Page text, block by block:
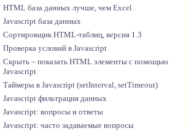
HTML база данных лучше, чем Excel
Javascript база данных
Сортировщик HTML-таблиц, версия 1.3
Проверка условий в Javascript
Скрыть – показать HTML элементы с помощью
Javascript
Таймеры в Javascript (setInterval, setTimeout)
Javascript фильтрация данных
Javascript: вопросы и ответы
Javascript: часто задаваемые вопросы